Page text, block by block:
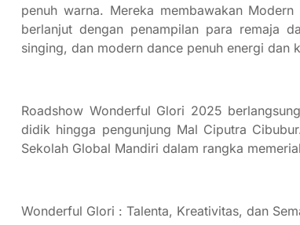
penuh warna. Mereka membawakan
berlanjut dengan penampilan para remaja
singing, dan modern dance penuh energi dan
Roadshow Wonderful Glori 2025
didik hingga pengunjung Mal Ciputra
Sekolah Global Mandiri dalam rangka
Wonderful Glori : Talenta, Kreativitas, dan